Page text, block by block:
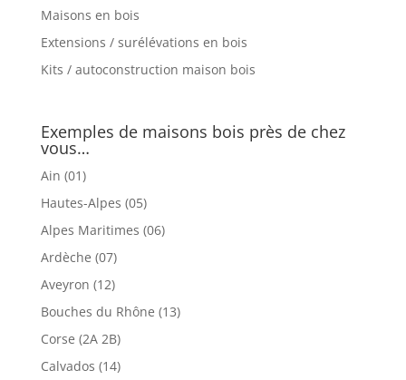
Maisons en bois
Extensions / surélévations en bois
Kits / autoconstruction maison bois
Exemples de maisons bois près de chez
vous…
Ain (01)
Hautes-Alpes (05)
Alpes Maritimes (06)
Ardèche (07)
Aveyron (12)
Bouches du Rhône (13)
Corse (2A 2B)
Calvados (14)